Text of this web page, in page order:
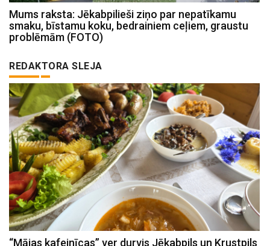
Mums raksta: Jēkabpilieši ziņo par nepatīkamu
smaku, bīstamu koku, bedrainiem ceļiem, graustu
problēmām (FOTO)
REDAKTORA SLEJA
“Mājas kafejnīcas” ver durvis Jēkabpils un Krustpils